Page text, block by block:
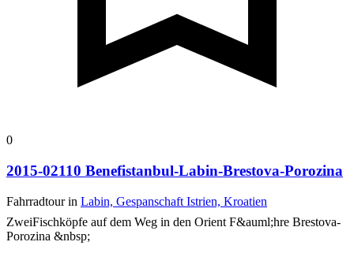
0
2015-02110 Benefistanbul-Labin-Brestova-Porozina
Fahrradtour in Labin, Gespanschaft Istrien, Kroatien
ZweiFischköpfe auf dem Weg in den Orient F&auml;hre Brestova-
Porozina &nbsp;